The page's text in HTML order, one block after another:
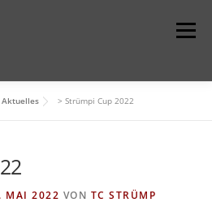
Menü
BUCHEN
Aktuelles > Strümpi Cup 2022
MAI 2022 VON TC STRÜMP